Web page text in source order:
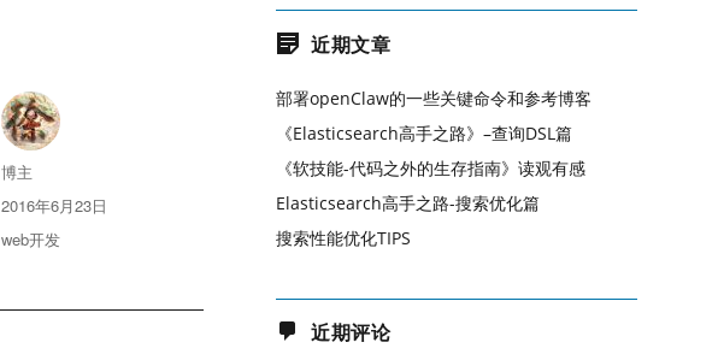
Author
博主
Posted
2016年6月23日
Categories
web开发
近期文章
部署openClaw的一些关键命令和参考博客
《Elasticsearch高手之路》–查询DSL篇
《软技能-代码之外的生存指南》读观有感
Elasticsearch高手之路-搜索优化篇
搜索性能优化TIPS
近期评论